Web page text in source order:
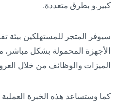
كبير.و بطرق متعددة.
سيوفر المتجر للمستهلكين بيئة
الأجهزة المحمولة بشكل
الميزات والوظائف من خلال
كما وستساعد هذه الخبرة العملية